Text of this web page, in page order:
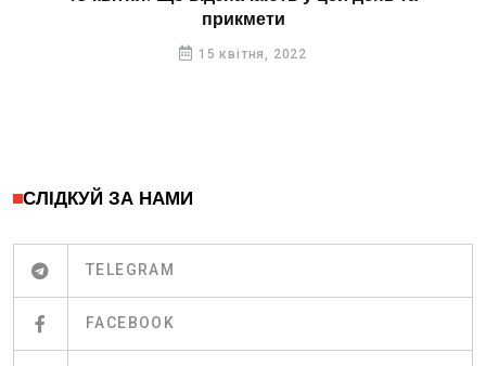
прикмети
15 квітня, 2022
СЛІДКУЙ ЗА НАМИ
TELEGRAM
FACEBOOK